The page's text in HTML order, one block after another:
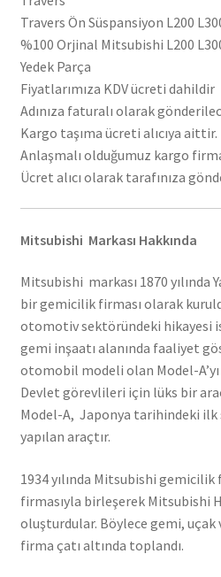
Travers Ön Süspansiyon L200
%100 Orjinal Mitsubishi L200
Yedek Parça
Fiyatlarımıza KDV ücreti dahildir
Adınıza faturalı olarak
Kargo taşıma ücreti alıcıya aittir.
Anlaşmalı olduğumuz kargo
Ücret alıcı olarak tarafınıza
Mitsubishi Markası Hakkında
Mitsubishi markası 1870 yılında
bir gemicilik firması olarak
otomotiv sektöründeki hikayesi
gemi inşaatı alanında faaliyet
otomobil modeli olan Model-
Devlet görevlileri için lüks bir
Model-A, Japonya tarihindeki
yapılan araçtır.
1934 yılında Mitsubishi gemicilik
firmasıyla birleşerek Mitsubishi
oluşturdular. Böylece gemi,
firma çatı altında toplandı.